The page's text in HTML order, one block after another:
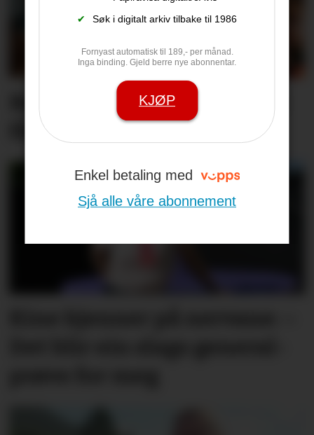
✔
Søk i digitalt arkiv tilbake til 1986
Fornyast automatisk til 189,- per månad.
Inga binding. Gjeld berre nye abonnentar.
KJØP
Enkel betaling med
Sjå alle våre abonnement
Barn sin tryggleik på nett
får større merksemd